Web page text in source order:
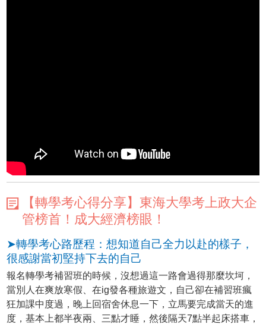
【轉學考心得分享】東海大學考上政大企
管榜首！成大經濟榜眼！
➤轉學考心路歷程：想知道自己全力以赴的樣子，
很感謝當初堅持下去的自己
報名轉學考補習班的時候，沒想過這一路會過得那麼坎坷，
當別人在爽放寒假、在ig發各種旅遊文，自己卻在補習班瘋
狂加課中度過，晚上回宿舍休息一下，立馬要完成當天的進
度，基本上都半夜兩、三點才睡，然後隔天7點半起床搭車，